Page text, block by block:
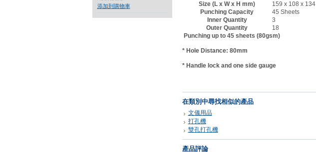
添加到購物車
Size (L x W x H mm)
159 x 108 x 134
Punching Capacity
45 Sheets
Inner Quantity
3
Outer Quantity
18
Punching up to 45 sheets (80gsm)
* Hole Distance: 80mm
* Handle lock and one side gauge
在類別中尋找相似的產品
文儀用品
打孔機
雙孔打孔機
產品評論